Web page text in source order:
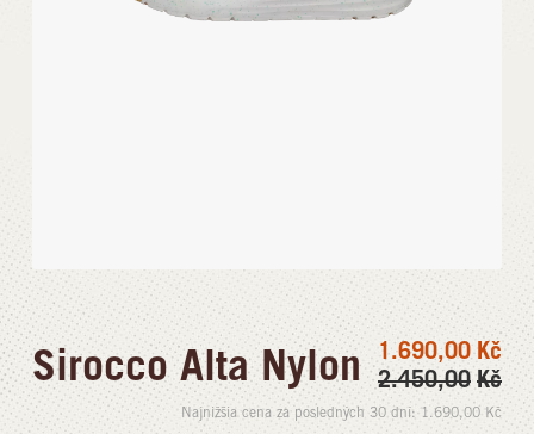
Sirocco Alta Nylon 1.690,00 Kč
2.450,00 Kč
Najnižšia cena za posledných 30 dní: 1.690,00 Kč